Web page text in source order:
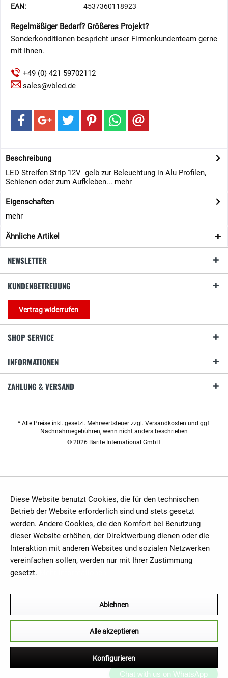
EAN:
4537360118923
Regelmäßiger Bedarf? Größeres Projekt?
Sonderkonditionen bespricht unser Firmenkundenteam gerne
mit Ihnen.
+49 (0) 421 59702112
sales@vbled.de
Beschreibung
​LED Streifen Strip 12V gelb zur Beleuchtung in Alu Profilen,
Schienen oder zum Aufkleben... mehr
Eigenschaften
mehr
Ähnliche Artikel
NEWSLETTER
KUNDENBETREUUNG
Vertrag widerrufen
SHOP SERVICE
INFORMATIONEN
ZAHLUNG & VERSAND
* Alle Preise inkl. gesetzl. Mehrwertsteuer zzgl. Versandkosten und ggf.
Nachnahmegebühren, wenn nicht anders beschrieben
© 2026 Barite International GmbH
Diese Website benutzt Cookies, die für den technischen
Betrieb der Website erforderlich sind und stets gesetzt
werden. Andere Cookies, die den Komfort bei Benutzung
dieser Website erhöhen, der Direktwerbung dienen oder die
Interaktion mit anderen Websites und sozialen Netzwerken
vereinfachen sollen, werden nur mit Ihrer Zustimmung
gesetzt.
Ablehnen
Alle akzeptieren
Konfigurieren
Chat with us on WhatsApp